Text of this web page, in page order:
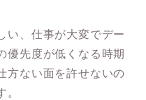
い、仕事が大変でデー
優先度が低くなる時期
方ない面を許せないの
。